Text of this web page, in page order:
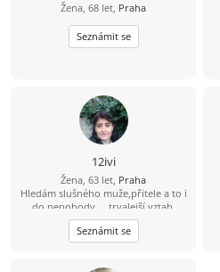
Žena, 68 let, Praha
Seznámit se
12ivi
Žena, 63 let, Praha
Hledám slušného muže,přitele a to i
do nepohody.....trvalejší vztah.
Seznámit se